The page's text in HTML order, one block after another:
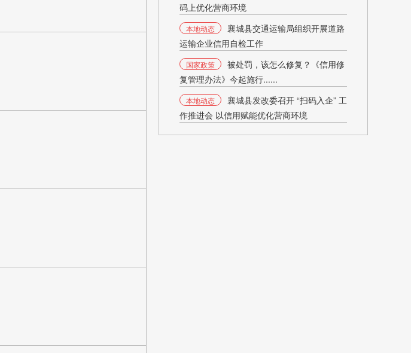
码上优化营商环境
本地动态
襄城县交通运输局组织开展道路
运输企业信用自检工作
国家政策
被处罚，该怎么修复？《信用修
复管理办法》今起施行......
本地动态
襄城县发改委召开 “扫码入企” 工
作推进会 以信用赋能优化营商环境